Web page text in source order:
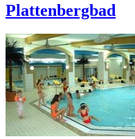
Plattenbergbad